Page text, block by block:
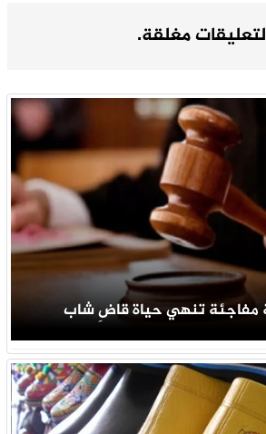
مغلقة.
مفاجئة تنهي حياة قاضِ شاب